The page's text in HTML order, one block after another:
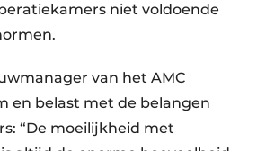
niet voldoende
van het AMC
en belast met de belangen
“De moeilijkheid met